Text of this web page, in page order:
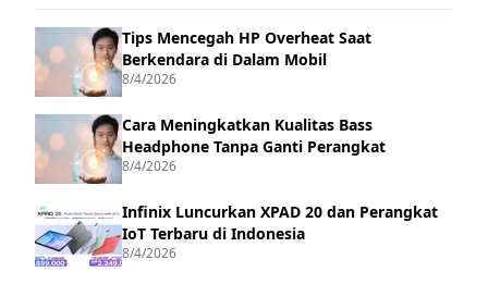
Tips Mencegah HP Overheat Saat
Berkendara di Dalam Mobil
8/4/2026
Cara Meningkatkan Kualitas Bass
Headphone Tanpa Ganti Perangkat
8/4/2026
Infinix Luncurkan XPAD 20 dan Perangkat
IoT Terbaru di Indonesia
8/4/2026